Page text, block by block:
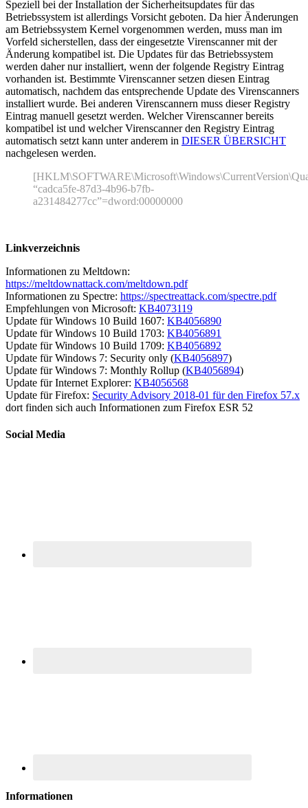
Speziell bei der Installation der Sicherheitsupdates für das
Betriebssystem ist allerdings Vorsicht geboten. Da hier Änderungen
am Betriebssystem Kernel vorgenommen werden, muss man im
Vorfeld sicherstellen, dass der eingesetzte Virenscanner mit der
Änderung kompatibel ist. Die Updates für das Betriebssystem
werden daher nur installiert, wenn der folgende Registry Eintrag
vorhanden ist. Bestimmte Virenscanner setzen diesen Eintrag
automatisch, nachdem das entsprechende Update des Virenscanners
installiert wurde. Bei anderen Virenscannern muss dieser Registry
Eintrag manuell gesetzt werden. Welcher Virenscanner bereits
kompatibel ist und welcher Virenscanner den Registry Eintrag
automatisch setzt kann unter anderem in DIESER ÜBERSICHT
nachgelesen werden.
“cadca5fe-87d3-4b96-b7fb-
a231484277cc”=dword:00000000
Linkverzeichnis
Informationen zu Meltdown:
https://meltdownattack.com/meltdown.pdf
Informationen zu Spectre: https://spectreattack.com/spectre.pdf
Empfehlungen von Microsoft: KB4073119
Update für Windows 10 Build 1607: KB4056890
Update für Windows 10 Build 1703: KB4056891
Update für Windows 10 Build 1709: KB4056892
Update für Windows 7: Security only (KB4056897)
Update für Windows 7: Monthly Rollup (KB4056894)
Update für Internet Explorer: KB4056568
Update für Firefox: Security Advisory 2018-01 für den Firefox 57.x
dort finden sich auch Informationen zum Firefox ESR 52
Social Media
Informationen